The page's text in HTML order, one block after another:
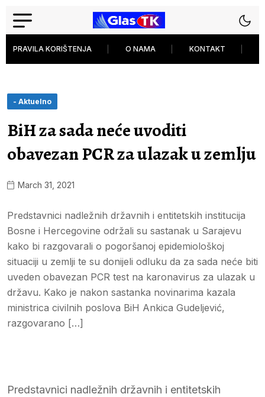
PRAVILA KORIŠTENJA O NAMA KONTAKT
- Aktuelno
BiH za sada neće uvoditi
obavezan PCR za ulazak u zemlju
March 31, 2021
Predstavnici nadležnih državnih i entitetskih institucija
Bosne i Hercegovine održali su sastanak u Sarajevu
kako bi razgovarali o pogoršanoj epidemiološkoj
situaciji u zemlji te su donijeli odluku da za sada neće biti
uveden obavezan PCR test na karonavirus za ulazak u
državu. Kako je nakon sastanka novinarima kazala
ministrica civilnih poslova BiH Ankica Gudeljević,
razgovarano […]
Predstavnici nadležnih državnih i entitetskih